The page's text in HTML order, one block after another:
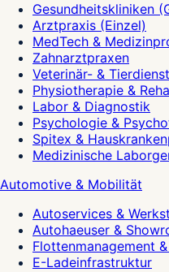
Gesundheitskliniken
Arztpraxis (Einzel)
MedTech &
Zahnarztpraxen
Veterinär- &
Physiotherapie &
Labor & Diagnostik
Psychologie &
Spitex &
Medizinische
Automotive & Mobilität
Autoservices &
Autohaeuser &
Flottenmanagement
E-Ladeinfrastruktur